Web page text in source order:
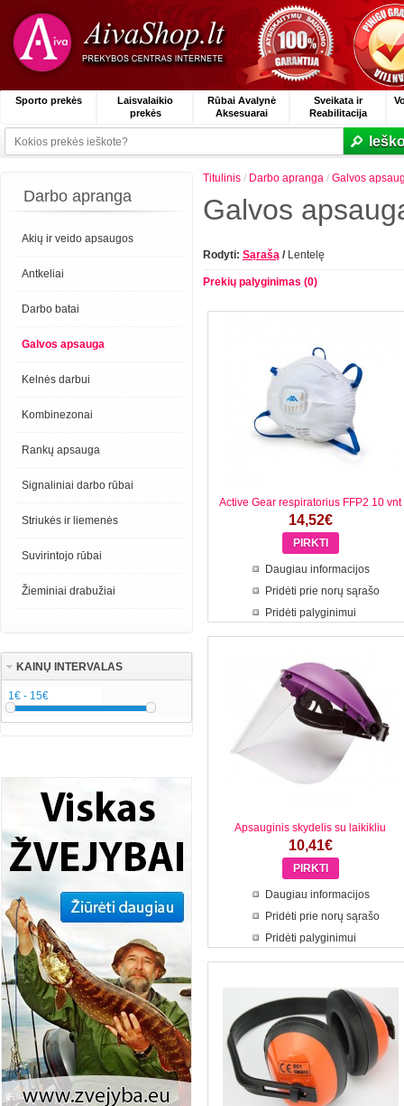
Sporto prekės
Laisvalaikio
prekės
Rūbai Avalynė
Aksesuarai
Sveikata ir
Reabilitacija
Darbo apranga
Akių ir veido apsaugos
Antkeliai
Darbo batai
Galvos apsauga
Kelnės darbui
Kombinezonai
Rankų apsauga
Signaliniai darbo rūbai
Striukės ir liemenės
Suvirintojo rūbai
Žieminiai drabužiai
KAINŲ INTERVALAS
Titulinis / Darbo apranga / Galvos
Galvos
Rodyti: Sąrašą /Lentelę
Prekių palyginimas (0)
Active Gear respiratorius FFP2 10 vnt
14,52€
Daugiau informacijos
Pridėti prie norų sąrašo
Pridėti palyginimui
Apsauginis skydelis su laikikliu
10,41€
Daugiau informacijos
Pridėti prie norų sąrašo
Pridėti palyginimui